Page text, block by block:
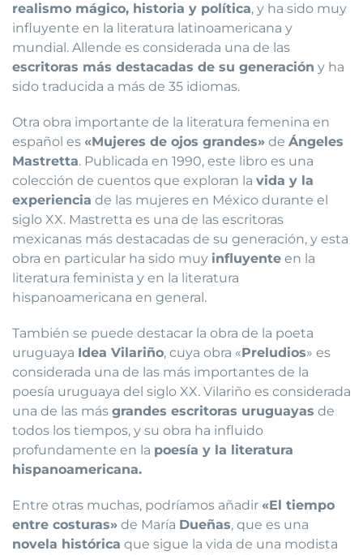
realismo mágico, historia y política, y ha sido muy
influyente en la literatura latinoamericana y
mundial. Allende es considerada una de las
escritoras más destacadas de su generación y ha
sido traducida a más de 35 idiomas.
Otra obra importante de la literatura femenina en
español es «Mujeres de ojos grandes» de Ángeles
Mastretta. Publicada en 1990, este libro es una
colección de cuentos que exploran la vida y la
experiencia de las mujeres en México durante el
siglo XX. Mastretta es una de las escritoras
mexicanas más destacadas de su generación, y esta
obra en particular ha sido muy influyente en la
literatura feminista y en la literatura
hispanoamericana en general.
También se puede destacar la obra de la poeta
uruguaya Idea Vilariño, cuya obra «Preludios» es
considerada una de las más importantes de la
poesía uruguaya del siglo XX. Vilariño es considerada
una de las más grandes escritoras uruguayas de
todos los tiempos, y su obra ha influido
profundamente en la poesía y la literatura
hispanoamericana.
Entre otras muchas, podríamos añadir «El tiempo
entre costuras» de María Dueñas, que es una
novela histórica que sigue la vida de una modista